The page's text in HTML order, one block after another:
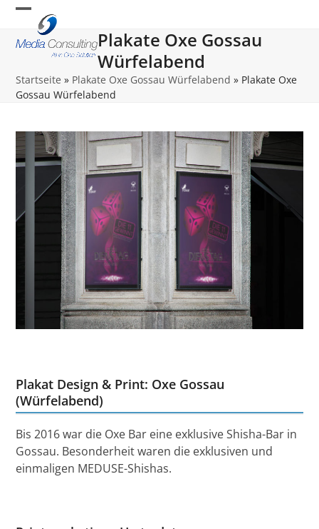
Skip
content
Open
mobile
menu
Close
mobile
menu
Plakate Oxe Gossau
Würfelabend
Startseite » Plakate Oxe Gossau Würfelabend » Plakate Oxe
Gossau Würfelabend
Plakat Design & Print: Oxe Gossau
(Würfelabend)
Bis 2016 war die Oxe Bar eine exklusive Shisha-Bar in
Gossau. Besonderheit waren die exklusiven und
einmaligen MEDUSE-Shishas.